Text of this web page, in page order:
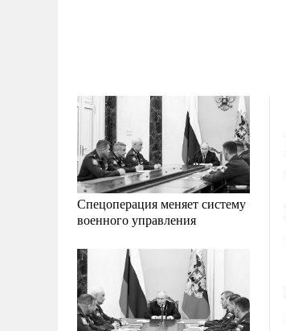
Спецоперация меняет систему
военного управления